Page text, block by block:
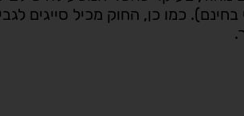
כמו כן, החוק מכיל סייגים